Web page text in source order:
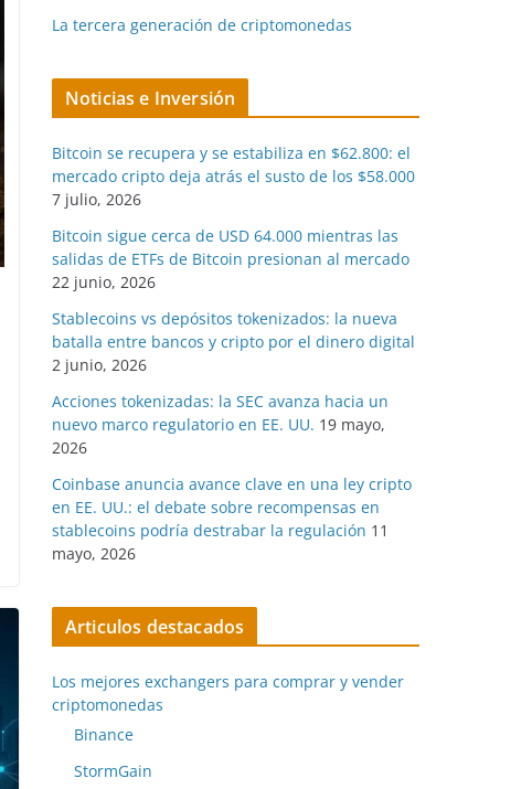
La tercera generación de criptomonedas
Noticias e Inversión
Bitcoin se recupera y se estabiliza en $62.800: el
mercado cripto deja atrás el susto de los $58.000
7 julio, 2026
Bitcoin sigue cerca de USD 64.000 mientras las
salidas de ETFs de Bitcoin presionan al mercado
22 junio, 2026
Stablecoins vs depósitos tokenizados: la nueva
batalla entre bancos y cripto por el dinero digital
2 junio, 2026
Acciones tokenizadas: la SEC avanza hacia un
nuevo marco regulatorio en EE. UU. 19 mayo,
2026
Coinbase anuncia avance clave en una ley cripto
en EE. UU.: el debate sobre recompensas en
stablecoins podría destrabar la regulación 11
mayo, 2026
Articulos destacados
Los mejores exchangers para comprar y vender
criptomonedas
Binance
StormGain